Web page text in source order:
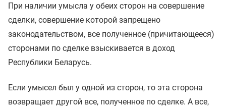
При наличии умысла у обеих сторон на совершение
сделки, совершение которой запрещено
законодательством, все полученное (причитающееся)
сторонами по сделке взыскивается в доход
Республики Беларусь.
Если умысел был у одной из сторон, то эта сторона
возвращает другой все, полученное по сделке. А все,